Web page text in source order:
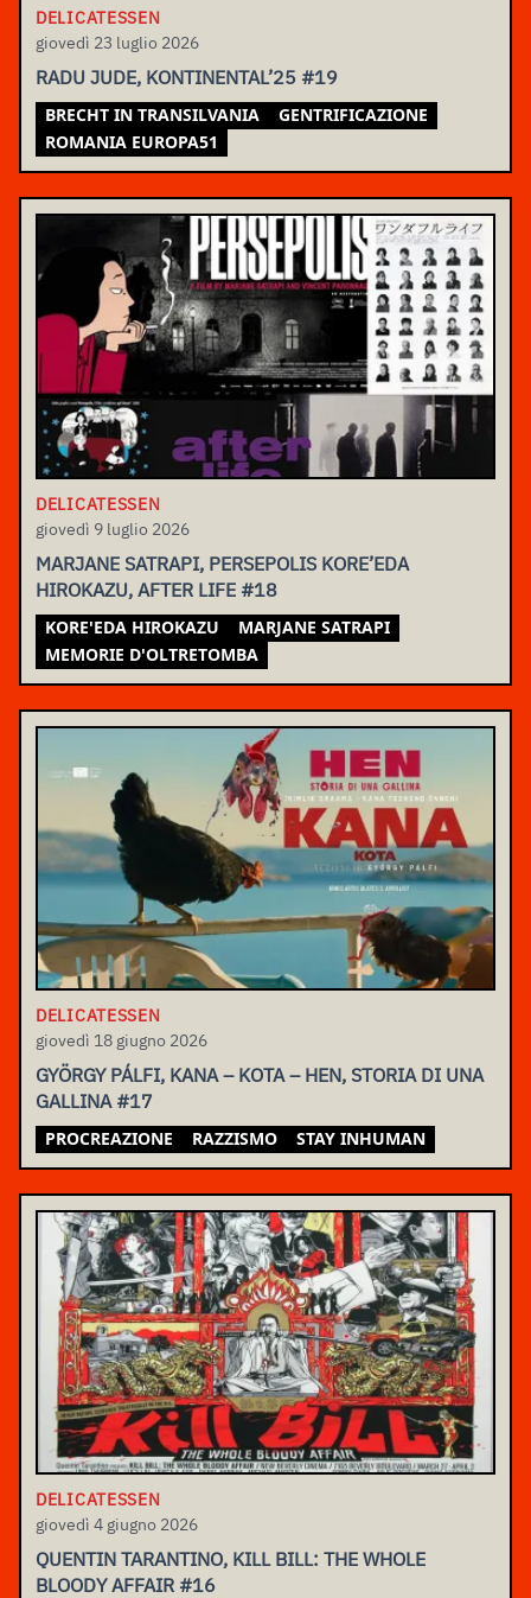
DELICATESSEN
giovedì 23 luglio 2026
RADU JUDE, KONTINENTAL’25 #19
BRECHT IN TRANSILVANIA
GENTRIFICAZIONE
ROMANIA EUROPA51
DELICATESSEN
giovedì 9 luglio 2026
MARJANE SATRAPI, PERSEPOLIS KORE’EDA
HIROKAZU, AFTER LIFE #18
KORE'EDA HIROKAZU
MARJANE SATRAPI
MEMORIE D'OLTRETOMBA
DELICATESSEN
giovedì 18 giugno 2026
GYÖRGY PÁLFI, KANA – KOTA – HEN, STORIA DI UNA
GALLINA #17
PROCREAZIONE RAZZISMO STAY INHUMAN
DELICATESSEN
giovedì 4 giugno 2026
QUENTIN TARANTINO, KILL BILL: THE WHOLE
BLOODY AFFAIR #16